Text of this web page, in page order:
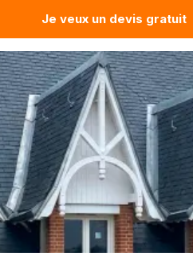
Je veux un devis gratuit